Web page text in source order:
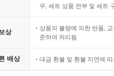
우, 세트 상품 전부 및 세트
상
상품의 불량에 의한 반품,
준하여 처리됨
배상 대금 환불 및 환불 지연에